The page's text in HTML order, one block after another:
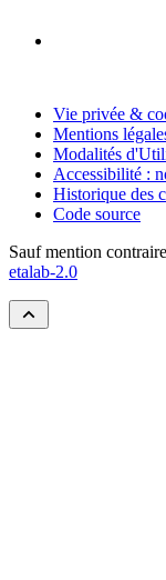
Vie privée &
Mentions
Modalités
Accessibilité :
Historique des
Code source
Sauf mention
etalab-2.0